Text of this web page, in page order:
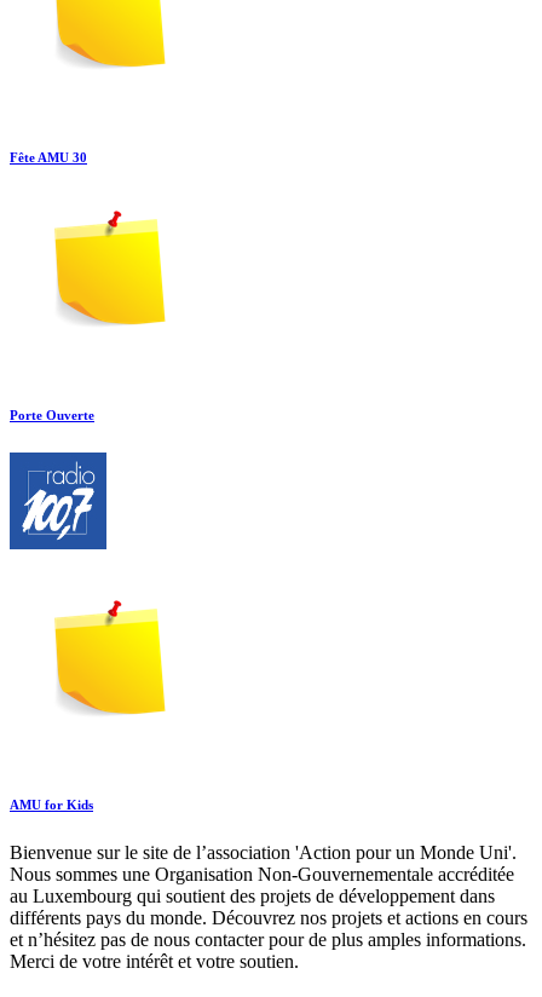
Fête AMU 30
Porte Ouverte
AMU for Kids
Bienvenue sur le site de l’association 'Action pour un Monde Uni'.
Nous sommes une Organisation Non-Gouvernementale accréditée
au Luxembourg qui soutient des projets de développement dans
différents pays du monde. Découvrez nos projets et actions en cours
et n’hésitez pas de nous contacter pour de plus amples informations.
Merci de votre intérêt et votre soutien.